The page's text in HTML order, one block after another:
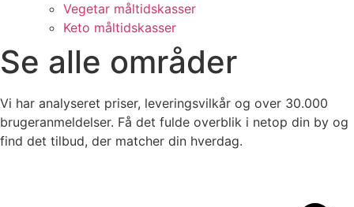
Vegetar måltidskasser
Keto måltidskasser
Se alle områder
Vi har analyseret priser, leveringsvilkår og over 30.000
brugeranmeldelser. Få det fulde overblik i netop din by og
find det tilbud, der matcher din hverdag.